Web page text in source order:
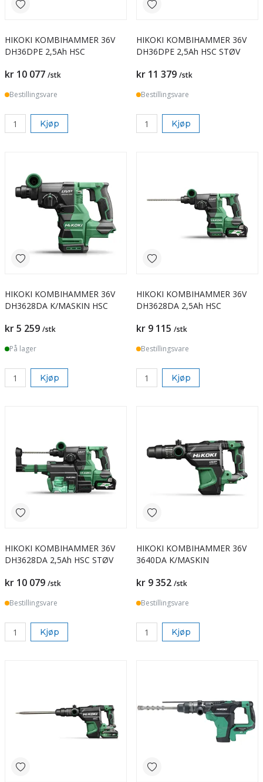
HIKOKI KOMBIHAMMER 36V
DH36DPE 2,5Ah HSC
kr 10 077 /stk
Bestillingsvare
Kjøp
HIKOKI KOMBIHAMMER 36V
DH36DPE 2,5Ah HSC STØV
kr 11 379 /stk
Bestillingsvare
Kjøp
HIKOKI KOMBIHAMMER 36V
DH3628DA K/MASKIN HSC
kr 5 259 /stk
På lager
Kjøp
HIKOKI KOMBIHAMMER 36V
DH3628DA 2,5Ah HSC
kr 9 115 /stk
Bestillingsvare
Kjøp
HIKOKI KOMBIHAMMER 36V
DH3628DA 2,5Ah HSC STØV
kr 10 079 /stk
Bestillingsvare
Kjøp
HIKOKI KOMBIHAMMER 36V
3640DA K/MASKIN
kr 9 352 /stk
Bestillingsvare
Kjøp